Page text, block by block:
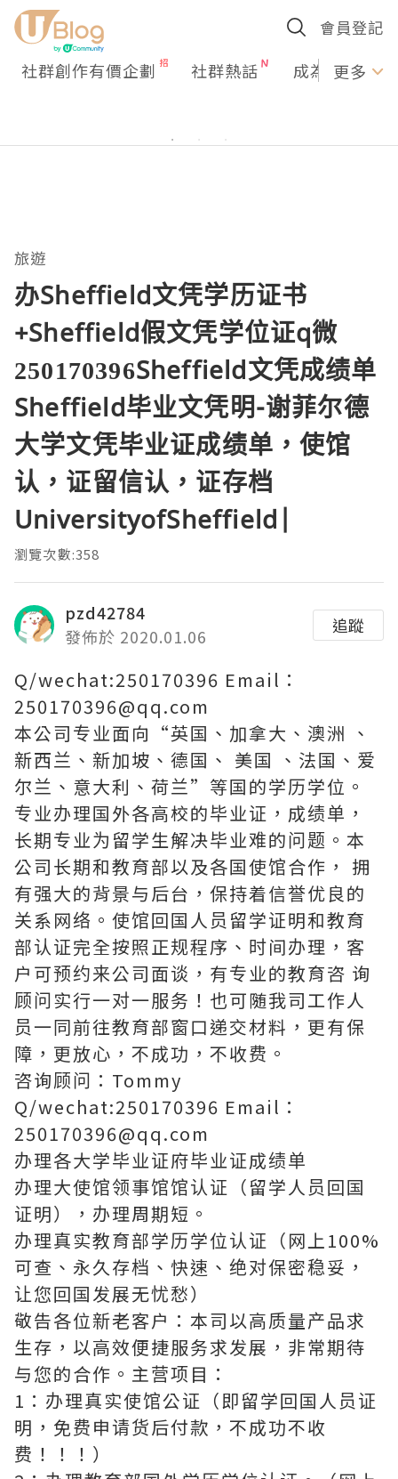
會員登記
社群創作有價企劃 社群熱話 成為U更多
旅遊
办Sheffield文凭学历证书
+Sheffield假文凭学位证q微
250170396Sheffield文凭成绩单
Sheffield毕业文凭明-谢菲尔德
大学文凭毕业证成绩单，使馆
认，证留信认，证存档
UniversityofSheffield|
瀏覽次數:358
pzd42784
發佈於 2020.01.06
追蹤
Q/wechat:250170396 Email：
250170396@qq.com
本公司专业面向“英国、加拿大、澳洲 、
新西兰、新加坡、德国、 美国 、法国、爱
尔兰、意大利、荷兰”等国的学历学位。
专业办理国外各高校的毕业证，成绩单，
长期专业为留学生解决毕业难的问题。本
公司长期和教育部以及各国使馆合作， 拥
有强大的背景与后台，保持着信誉优良的
关系网络。使馆回国人员留学证明和教育
部认证完全按照正规程序、时间办理，客
户可预约来公司面谈，有专业的教育咨 询
顾问实行一对一服务！也可随我司工作人
员一同前往教育部窗口递交材料，更有保
障，更放心，不成功，不收费。
咨询顾问：Tommy
Q/wechat:250170396 Email：
250170396@qq.com
办理各大学毕业证府毕业证成绩单
办理大使馆领事馆馆认证（留学人员回国
证明），办理周期短。
办理真实教育部学历学位认证（网上100%
可查、永久存档、快速、绝对保密稳妥，
让您回国发展无忧愁）
敬告各位新老客户：本司以高质量产品求
生存，以高效便捷服务求发展，非常期待
与您的合作。主营项目：
1：办理真实使馆公证（即留学回国人员证
明，免费申请货后付款，不成功不收
费！！！）